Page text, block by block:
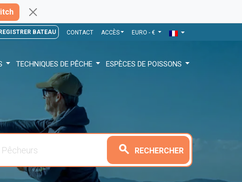
BATEAU CONTACT ACCÈS EURO - €
TECHNIQUES DE PÊCHE ESPÈCES DE POISSONS
search RECHERCHER